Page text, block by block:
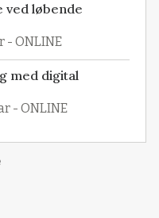
ved løbende
- ONLINE
med digital
- ONLINE